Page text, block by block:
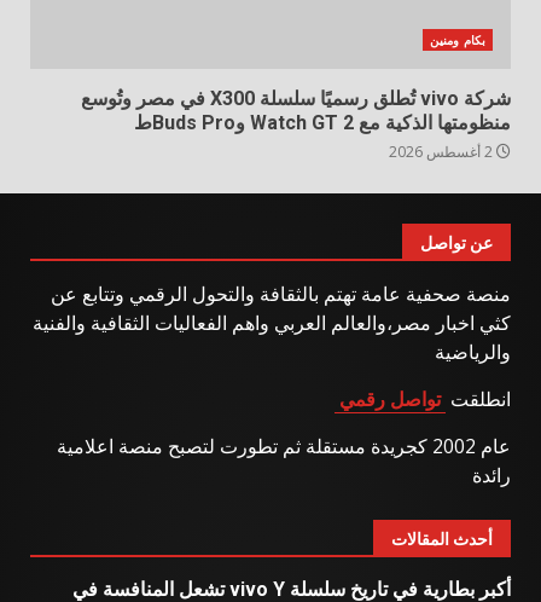
بكام ومنين
شركة vivo تُطلق رسميًا سلسلة X300 في مصر وتُوسع
منظومتها الذكية مع Watch GT 2 وBuds Proط
عن تواصل
منصة صحفية عامة تهتم بالثقافة والتحول الرقمي وتتابع عن
كثي اخبار مصر،والعالم العربي واهم الفعاليات الثقافية والفنية
والرياضية
انطلقت تواصل رقمي
عام 2002 كجريدة مستقلة ثم تطورت لتصبح منصة اعلامية
رائدة
أحدث المقالات
أكبر بطارية في تاريخ سلسلة vivo Y تشعل المنافسة في